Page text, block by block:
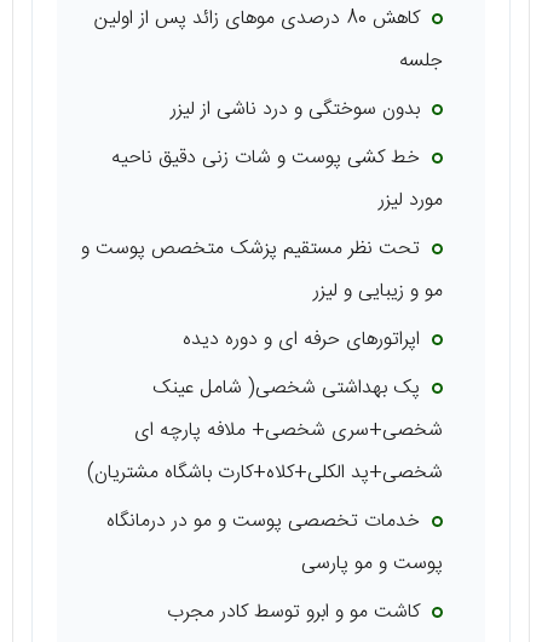
کاهش 80 درصدی موهای زائد پس از اولین
جلسه
بدون سوختگی و درد ناشی از لیزر
خط کشی پوست و شات زنی دقیق ناحیه
مورد لیزر
تحت نظر مستقیم پزشک متخصص پوست و
مو و زیبایی و لیزر
اپراتورهای حرفه ای و دوره دیده
پک بهداشتی شخصی( شامل عینک
شخصی+سری شخصی+ ملافه پارچه ای
شخصی+پد الکلی+کلاه+کارت باشگاه مشتریان)
خدمات تخصصی پوست و مو در درمانگاه
پوست و مو پارسی
کاشت مو و ابرو توسط کادر مجرب